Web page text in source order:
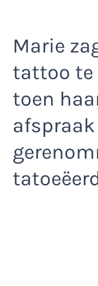
Marie
tattoo te
toen